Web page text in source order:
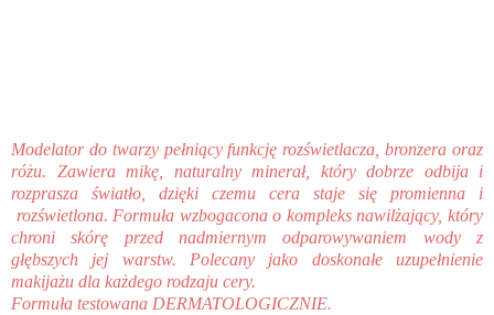
Modelator do twarzy pełniący funkcję rozświetlacza, bronzera oraz
różu. Zawiera mikę, naturalny minerał, który dobrze odbija i
rozprasza światło, dzięki czemu cera staje się promienna i
rozświetlona. Formuła wzbogacona o kompleks nawilżający, który
chroni skórę przed nadmiernym odparowywaniem wody z
głębszych jej warstw. Polecany jako doskonałe uzupełnienie
makijażu dla każdego rodzaju cery.
Formuła testowana DERMATOLOGICZNIE.